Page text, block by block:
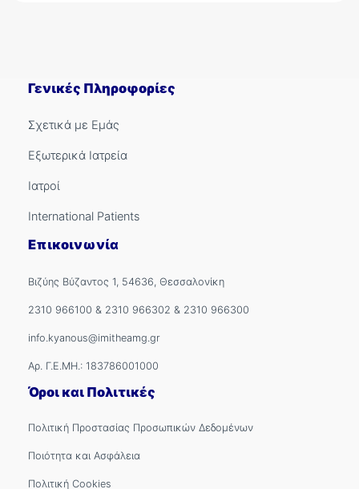
Γενικές Πληροφορίες
Σχετικά με Εμάς
Εξωτερικά Ιατρεία
Ιατροί
International Patients
Επικοινωνία
Βιζύης Βύζαντος 1, 54636, Θεσσαλονίκη
2310 966100 & 2310 966302 & 2310 966300
info.kyanous@imitheamg.gr
Αρ. Γ.Ε.ΜΗ.: 183786001000
Όροι και Πολιτικές
Πολιτική Προστασίας Προσωπικών Δεδομένων
Ποιότητα και Ασφάλεια
Πολιτική Cookies